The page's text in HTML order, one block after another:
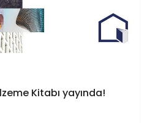
Kitabı yayında!